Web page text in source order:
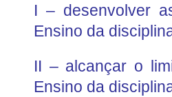
I – desenvolver
Ensino da
II – alcançar o
Ensino da